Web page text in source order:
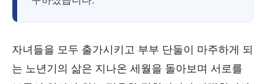
자녀들을 모두 출가시키고 부부 단둘이 마주하게 되
는 노년기의 삶은 지나온 세월을 돌아보며 서로를